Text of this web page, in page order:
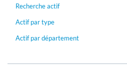
Recherche actif
Actif par type
Actif par département